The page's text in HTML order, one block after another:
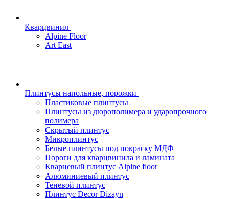
Кварцвинил
Alpine Floor
Art East
Плинтусы напольные, порожки
Пластиковые плинтусы
Плинтусы из дюрополимера и ударопрочного
полимера
Скрытый плинтус
Микроплинтус
Белые плинтусы под покраску МДФ
Пороги для кварцвинила и ламината
Кварцевый плинтус Alpine floor
Алюминиевый плинтус
Теневой плинтус
Плинтус Decor Dizayn